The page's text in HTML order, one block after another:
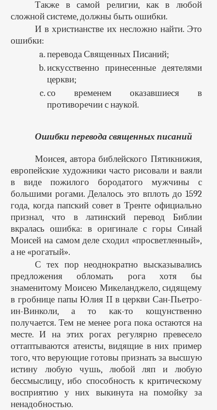
Также в самой религии, как в любой
сложной системе, должны быть ошибки.
И в христианстве их несложно найти. Это
ошибки:
перевода Священных Писаний;
искусственно принесенные деятелями
церкви;
со временем оказавшиеся в
противоречии с наукой.
Ошибки перевода священных писаний
Моисея, автора библейского Пятикнижия,
европейские художники часто рисовали и ваяли
в виде пожилого бородатого мужчины с
большими рогами. Делалось это вплоть до 1592
года, когда папский совет в Тренте официально
признал, что в латинский перевод Библии
вкралась ошибка: в оригинале с горы Синай
Моисей на самом деле сходил «просветленный»,
а не «рогатый».
С тех пор неоднократно высказывались
предложения обломать рога хотя бы
знаменитому Моисею Микеланджело, сидящему
в гробнице папы Юлия II в церкви Сан-Пьетро-
ин-Винколи, а то как-то кощунственно
получается. Тем не менее рога пока остаются на
месте. И на этих рогах регулярно превесело
оттаптываются атеисты, видящие в них пример
того, что верующие готовы признать за высшую
истину любую чушь, любой ляп и любую
бессмыслицу, ибо способность к критическому
восприятию у них выкинута на помойку за
ненадобностью.